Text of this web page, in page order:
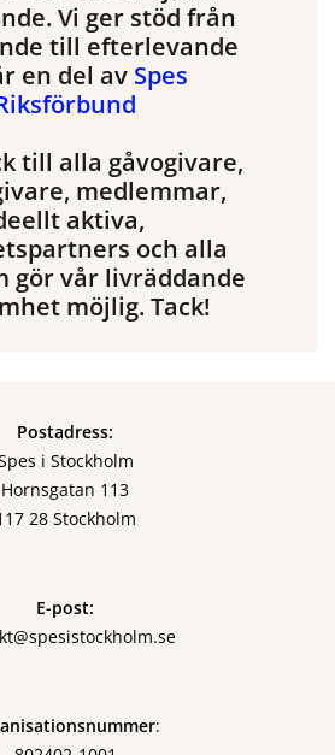
Vi ger stöd från
till efterlevande
en del av Spes
till alla gåvogivare,
medlemmar,
aktiva,
och alla
gör vår livräddande
möjlig. Tack!
Postadress:
i Stockholm
Hornsgatan 113
28 Stockholm
E-post:
: